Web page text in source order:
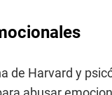
de Harvard y